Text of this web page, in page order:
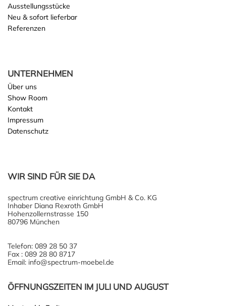
Ausstellungsstücke
Neu & sofort lieferbar
Referenzen
UNTERNEHMEN
Über uns
Show Room
Kontakt
Impressum
Datenschutz
WIR SIND FÜR SIE DA
spectrum creative einrichtung GmbH & Co. KG
Inhaber Diana Rexroth GmbH
Hohenzollernstrasse 150
80796 München
Telefon: 089 28 50 37
Fax : 089 28 80 8717
Email: info@spectrum-moebel.de
ÖFFNUNGSZEITEN IM JULI UND AUGUST